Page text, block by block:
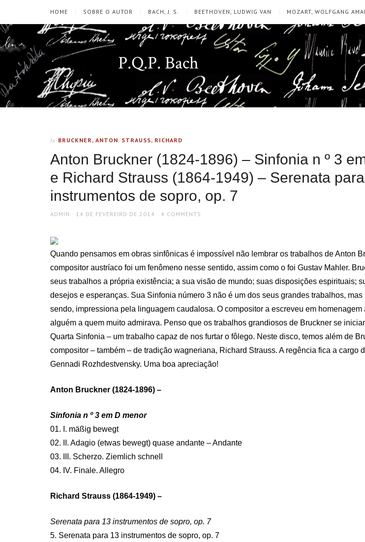
HOME SOBRE O AUTOR BACH, J. S. BEETHOVEN, LUDWIG VAN MOZART, WOLFGANG
P.Q.P. Bach
In BRUCKNER, ANTON, STRAUSS, RICHARD
Anton Bruckner (1824-1896) – Sinfonia n º 3
e Richard Strauss (1864-1949) – Serenata
instrumentos de sopro, op. 7
AUTHOR
ADMIN
POSTED
14 DE FEVEREIRO DE 2014 4 COMMENTS
Quando pensamos em obras sinfônicas é impossível não lembrar os trabalhos de Anton
compositor austríaco foi um fenômeno nesse sentido, assim como o foi Gustav Mahler.
seus trabalhos a própria existência; a sua visão de mundo; suas disposições espirituais;
desejos e esperanças. Sua Sinfonia número 3 não é um dos seus grandes trabalhos, mas
sendo, impressiona pela linguagem caudalosa. O compositor a escreveu em homenagem
alguém a quem muito admirava. Penso que os trabalhos grandiosos de Bruckner se
Quarta Sinfonia – um trabalho capaz de nos furtar o fôlego. Neste disco, temos além de
compositor – também – de tradição wagneriana, Richard Strauss. A regência fica a cargo
Gennadi Rozhdestvensky. Uma boa apreciação!
Anton Bruckner (1824-1896) –
Sinfonia n º 3 em D menor
01. I. mäßig bewegt
02. II. Adagio (etwas bewegt) quase andante – Andante
03. III. Scherzo. Ziemlich schnell
04. IV. Finale. Allegro
Richard Strauss (1864-1949) –
Serenata para 13 instrumentos de sopro, op. 7
5. Serenata para 13 instrumentos de sopro, op. 7